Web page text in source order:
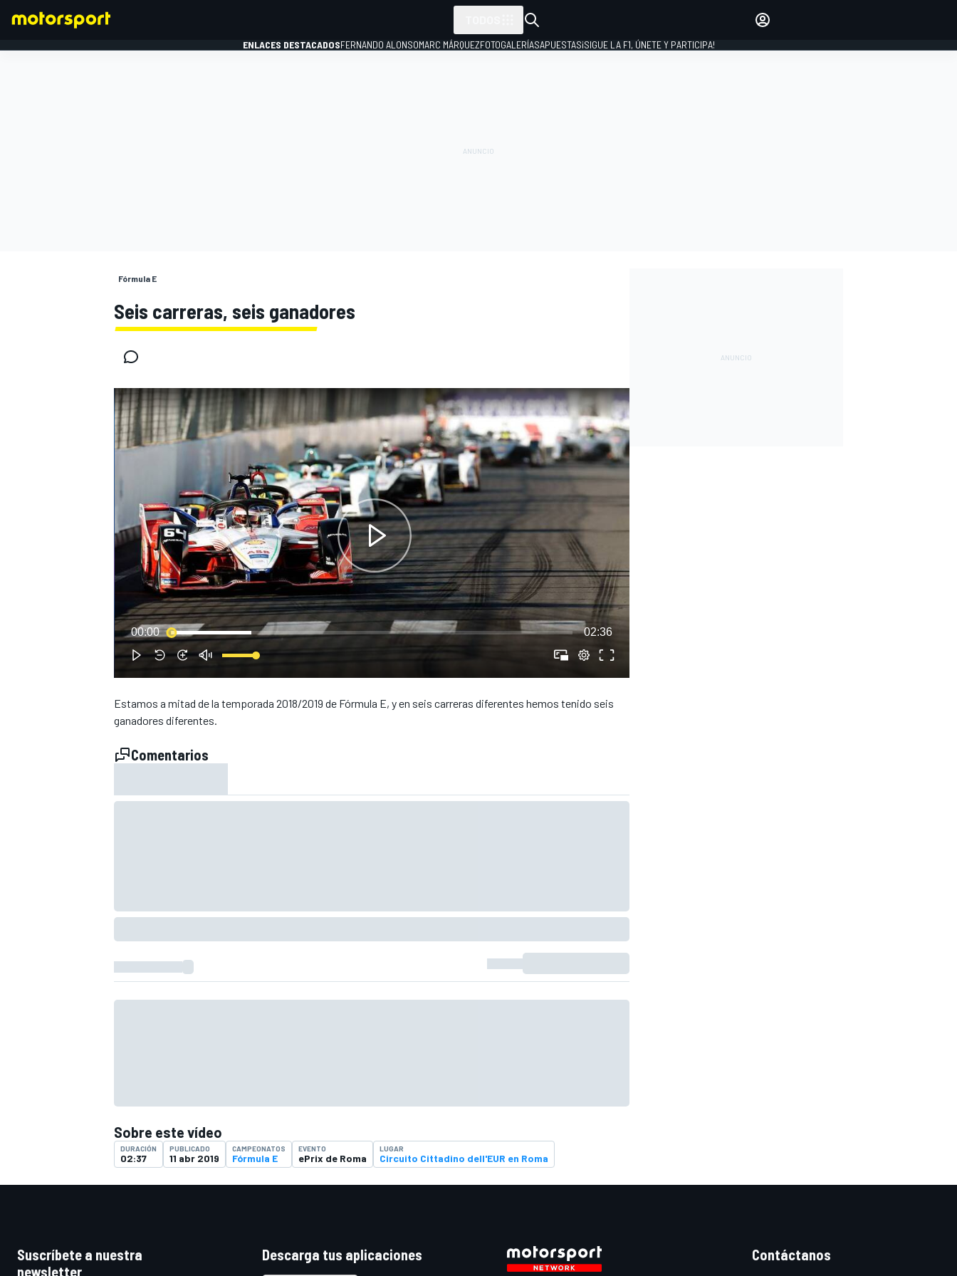
INDYCAR
WEC FÓRMULA E
ENLACES DESTACADOSFERNANDO ALONSOMARC MÁRQUEZFOTOGALERÍASAPUESTAS¡SIGUE LA F1, ÚNETE Y PARTICIPA!
Fórmula E
Seis carreras, seis ganadores
00:00 02:36
Estamos a mitad de la temporada 2018/2019 de Fórmula E, y en seis carreras diferentes hemos tenido seis
ganadores diferentes.
Comentarios
Sobre este vídeo
DURACIÓN
02:37
PUBLICADO
11 abr 2019
CAMPEONATOS
Fórmula E
EVENTO
ePrix de Roma
LUGAR
Circuito Cittadino dell'EUR en Roma
Suscríbete a nuestra
newsletter
Descarga tus aplicaciones Contáctanos